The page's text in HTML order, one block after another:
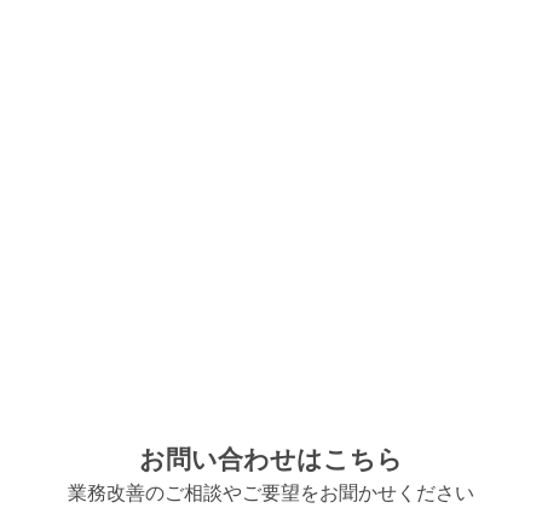
お問い合わせはこちら
業務改善のご相談やご要望をお聞かせください